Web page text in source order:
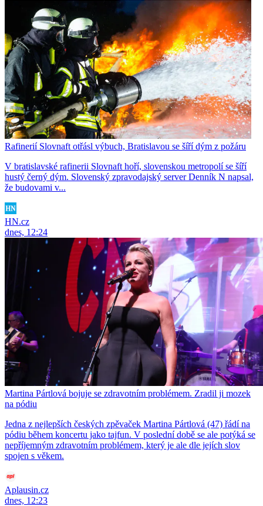
Rafinerií Slovnaft otřásl výbuch, Bratislavou se šíří dým z požáru
V bratislavské rafinerii Slovnaft hoří, slovenskou metropolí se šíří
hustý černý dým. Slovenský zpravodajský server Denník N napsal,
že budovami v...
HN.cz
dnes, 12:24
Martina Pártlová bojuje se zdravotním problémem. Zradil ji mozek
na pódiu
Jedna z nejlepších českých zpěvaček Martina Pártlová (47) řádí na
pódiu během koncertu jako tajfun. V poslední době se ale potýká se
nepříjemným zdravotním problémem, který je ale dle jejích slov
spojen s věkem.
Aplausin.cz
dnes, 12:23